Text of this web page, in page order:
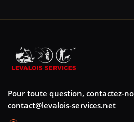
Pour toute question, contactez-
contact@levalois-services.net